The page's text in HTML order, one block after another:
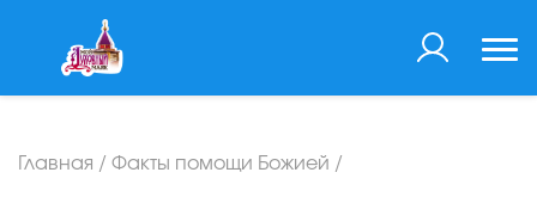
Главная / Факты помощи Божией /